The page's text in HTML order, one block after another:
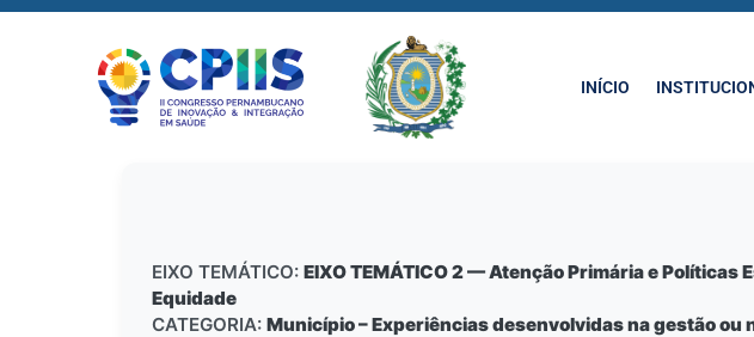
INÍCIO
EIXO TEMÁTICO: EIXO TEMÁTICO 2 — Atenção Primária e
Equidade
CATEGORIA: Município – Experiências desenvolvidas na gestão ou